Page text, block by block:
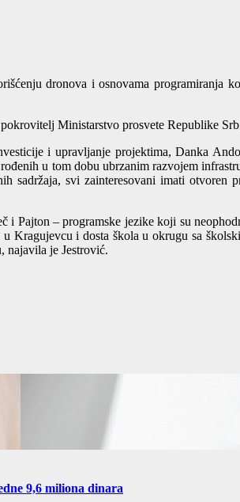
dronova i osnovama programiranja
Ministarstvo prosvete Republike
i upravljanje projektima, Danka
u tom dobu ubrzanim razvojem
svi zainteresovani imati otvoren
Pajton – programske jezike koji su
Kragujevcu i dosta škola u okrugu sa
najavila je Jestrović.
9,6 miliona dinara